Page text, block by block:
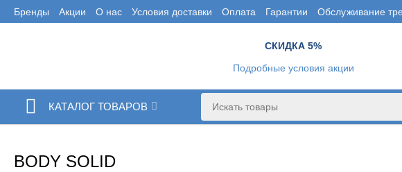
Бренды Акции О нас Условия доставки Оплата Гарантии Обслуживание
СКИДКА 5%
Подробные условия акции
КАТАЛОГ ТОВАРОВ
BODY SOLID